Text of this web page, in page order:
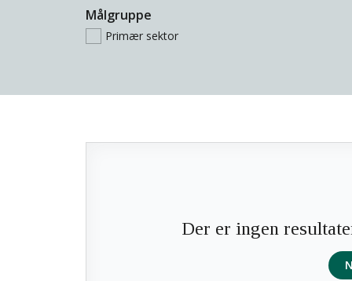
Målgruppe
Primær sektor
Der er ingen